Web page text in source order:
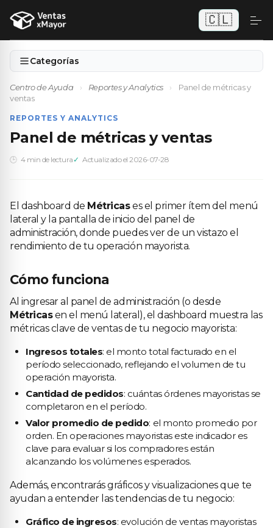
🇨🇱
Categorías
Centro de Ayuda › Reportes y Analytics ›
Panel de métricas y
ventas
REPORTES Y ANALYTICS
Panel de métricas y ventas
4 min de lectura Actualizado el 2026-07-28
El dashboard de Métricases el primer ítem del menú
lateral y la pantalla de inicio del panel de
administración, donde puedes ver de un vistazo el
rendimiento de tu operación mayorista.
Cómo funciona
Al ingresar al panel de administración (o desde
Métricasen el menú lateral), el dashboard muestra las
métricas clave de ventas de tu negocio mayorista:
Ingresos totales: el monto total facturado en el
período seleccionado, reflejando el volumen de tu
operación mayorista.
Cantidad de pedidos: cuántas órdenes mayoristas se
completaron en el período.
Valor promedio de pedido: el monto promedio por
orden. En operaciones mayoristas este indicador es
clave para evaluar si los compradores están
alcanzando los volúmenes esperados.
Además, encontrarás gráficos y visualizaciones que te
ayudan a entender las tendencias de tu negocio:
Gráfico de ingresos: evolución de ventas mayoristas